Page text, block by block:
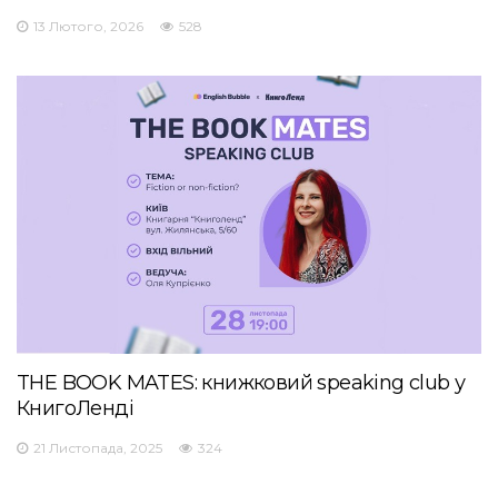
13 Лютого, 2026 528
THE BOOK MATES: книжковий speaking club у
КнигоЛенді
21 Листопада, 2025 324